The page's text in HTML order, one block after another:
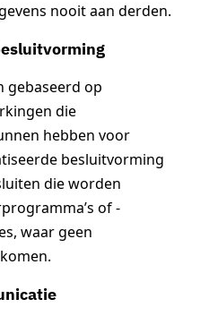
nooit aan derden.
gebaseerd op
die
hebben voor
besluitvorming
die worden
of -
waar geen